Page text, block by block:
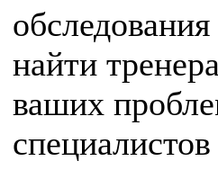
найти
ваших